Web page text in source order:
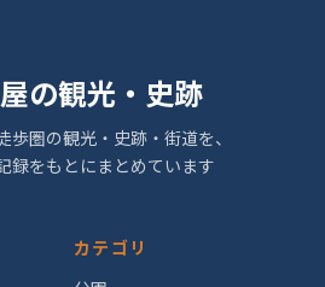
の観光・史跡
歩圏の観光・史跡・街道を、
録をもとにまとめています
カテゴリ